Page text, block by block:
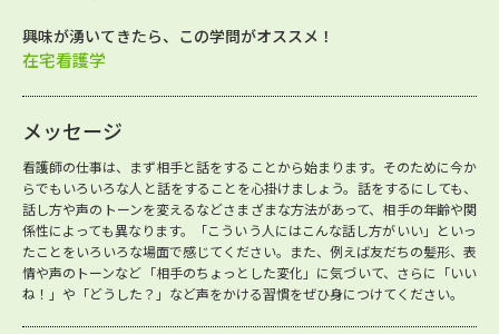
興味が湧いてきたら、この学問がオススメ！
在宅看護学
メッセージ
看護師の仕事は、まず相手と話をすることから始まります。そのために今か
らでもいろいろな人と話をすることを心掛けましょう。話をするにしても、
話し方や声のトーンを変えるなどさまざまな方法があって、相手の年齢や関
係性によっても異なります。「こういう人にはこんな話し方がいい」といっ
たことをいろいろな場面で感じてください。また、例えば友だちの髪形、表
情や声のトーンなど「相手のちょっとした変化」に気づいて、さらに「いい
ね！」や「どうした？」など声をかける習慣をぜひ身につけてください。